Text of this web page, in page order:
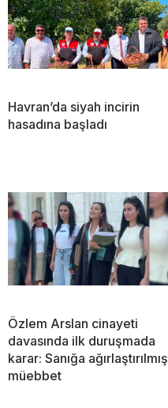
Havran’da siyah incirin
hasadına başladı
Özlem Arslan cinayeti
davasında ilk duruşmada
karar: Sanığa ağırlaştırılmış
müebbet